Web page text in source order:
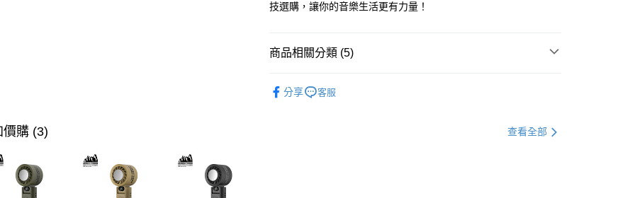
技選購，讓你的音樂生活更有力量！
商品相關分類 (5)
分享 客服
價購 (3) 查看全部